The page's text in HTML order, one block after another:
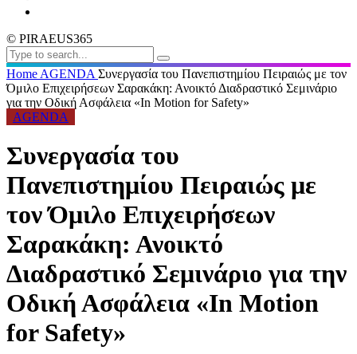
© PIRAEUS365
Home AGENDA Συνεργασία του Πανεπιστημίου Πειραιώς με τον
Όμιλο Επιχειρήσεων Σαρακάκη: Ανοικτό Διαδραστικό Σεμινάριο
για την Οδική Ασφάλεια «In Motion for Safety»
AGENDA
Συνεργασία του
Πανεπιστημίου Πειραιώς με
τον Όμιλο Επιχειρήσεων
Σαρακάκη: Ανοικτό
Διαδραστικό Σεμινάριο για την
Οδική Ασφάλεια «In Motion
for Safety»